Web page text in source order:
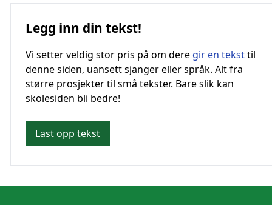
Legg inn din tekst!
Vi setter veldig stor pris på om dere gir en teksttil
denne siden, uansett sjanger eller språk. Alt fra
større prosjekter til små tekster. Bare slik kan
skolesiden bli bedre!
Last opp tekst